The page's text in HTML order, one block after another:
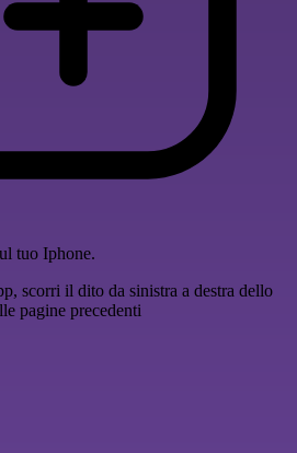
tuo Iphone.
scorri il dito da sinistra a destra dello
pagine precedenti